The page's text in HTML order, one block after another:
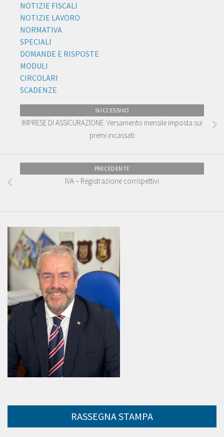
NOTIZIE FISCALI
NOTIZIE LAVORO
NORMATIVA
SPECIALI
DOMANDE E RISPOSTE
MODULI
CIRCOLARI
SCADENZE
SUCCESSIVO
IMPRESE DI ASSICURAZIONE: Versamento mensile imposta sui
premi incassati
PRECEDENTE
IVA – Registrazione corrispettivi
RASSEGNA STAMPA